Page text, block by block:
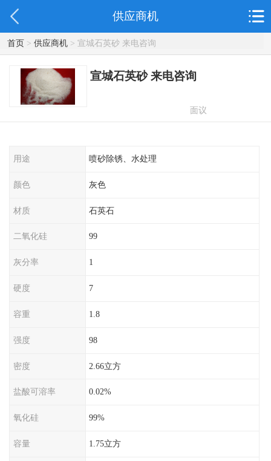
供应商机
首页> 供应商机> 宣城石英砂 来电咨询
宣城石英砂 来电咨询
面议
用途 喷砂除锈、水处理
颜色 灰色
材质 石英石
二氧化硅 99
灰分率 1
硬度 7
容重 1.8
强度 98
密度 2.66立方
盐酸可溶率 0.02%
氧化硅 99%
容量 1.75立方